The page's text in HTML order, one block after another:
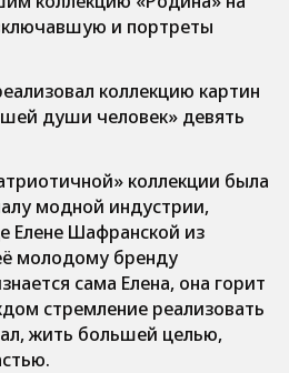
и портреты
коллекцию картин
души человек» девять
коллекции была
модной индустрии,
Елене Шафранской из
молодому бренду
сама Елена, она горит
стремление реализовать
жить большей целью,